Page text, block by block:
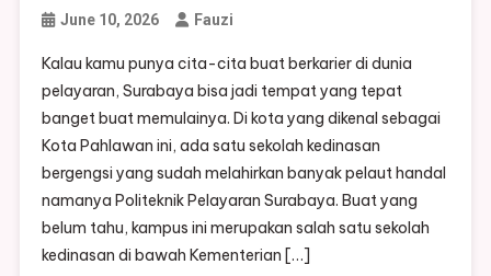
June 10, 2026 Fauzi
Kalau kamu punya cita-cita buat berkarier di dunia
pelayaran, Surabaya bisa jadi tempat yang tepat
banget buat memulainya. Di kota yang dikenal sebagai
Kota Pahlawan ini, ada satu sekolah kedinasan
bergengsi yang sudah melahirkan banyak pelaut handal
namanya Politeknik Pelayaran Surabaya. Buat yang
belum tahu, kampus ini merupakan salah satu sekolah
kedinasan di bawah Kementerian […]